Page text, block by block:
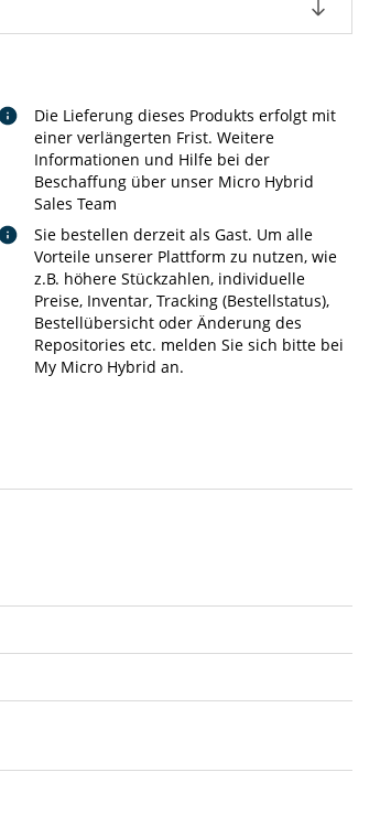
Die Lieferung dieses Produkts erfolgt mit
einer verlängerten Frist. Weitere
Informationen und Hilfe bei der
Beschaffung über unser Micro Hybrid
Sales Team
Sie bestellen derzeit als Gast. Um alle
Vorteile unserer Plattform zu nutzen, wie
z.B. höhere Stückzahlen, individuelle
Preise, Inventar, Tracking (Bestellstatus),
Bestellübersicht oder Änderung des
Repositories etc. melden Sie sich bitte bei
My Micro Hybrid an.